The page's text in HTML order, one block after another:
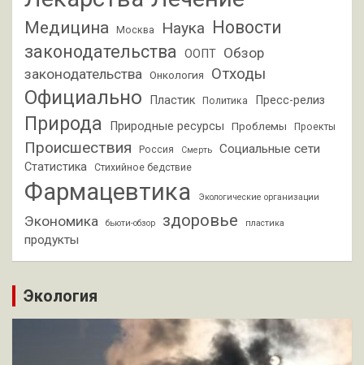
Медицина Москва Наука Новости
законодательства ООПТ Обзор
законодательства Онкология Отходы
Официально Пластик Политика Пресс-релиз
Природа Природные ресурсы Проблемы Проекты
Происшествия Россия Смерть Социальные сети
Статистика Стихийное бедствие
Фармацевтика Экологические организации
Экономика бьюти-обзор здоровье пластика
продукты
Экология